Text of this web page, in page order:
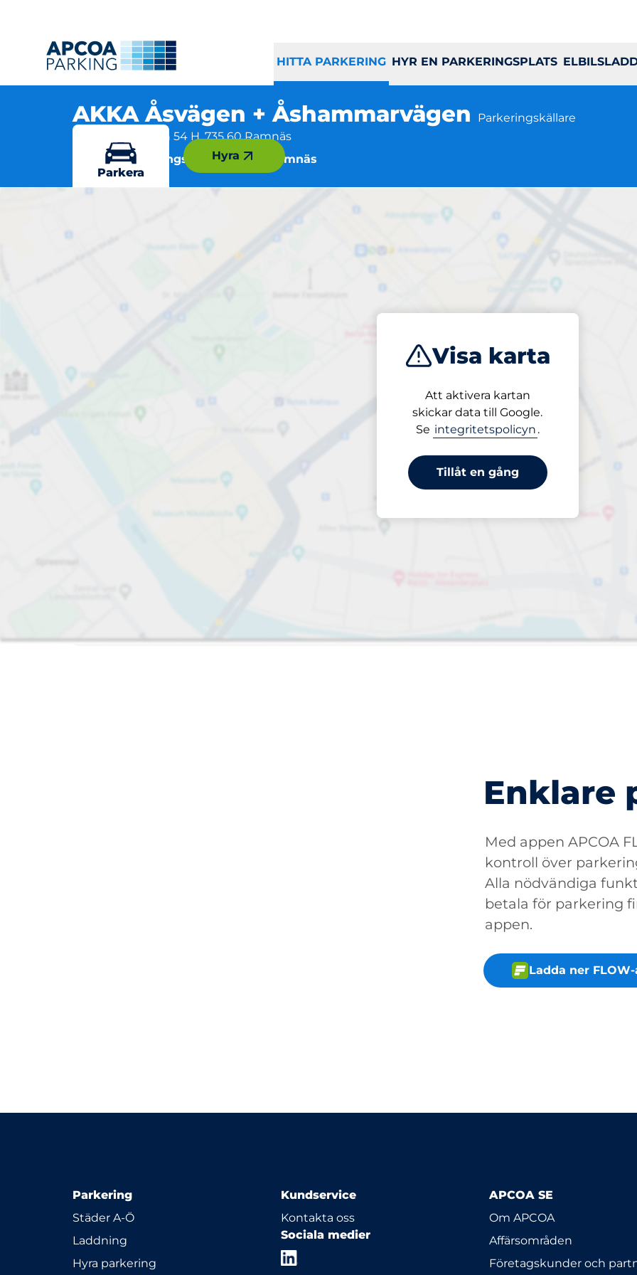
HITTA PARKERING HYR EN PARKERINGSPLATS
AKKA Åsvägen + Åshammarvägen
Parkeringskällare
Åshammarvägen 54 H, 735 60 Ramnäs
Flera parkeringsmöjligheter i Ramnäs
Visa karta
Att aktivera kartan
skickar data till Google.
Se integritetspolicyn .
Tillåt en gång
Parkera
Hyra
AKKA Åsvägen +
Öppet nu
Från 5,00 kr
Priser och betalning
Enklare
Med appen APCOA
kontroll över
Alla nödvändiga
betala för parkering
appen.
Ladda ner
Parkering
Städer A-Ö
Laddning
Hyra parkering
Kundservice
Kontakta oss
Sociala medier
APCOA SE
Om APCOA
Affärsområden
Företagskunder och